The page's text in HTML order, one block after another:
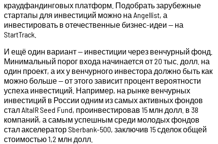
краудфандинговых платформ. Подобрать зарубежные
стартапы для инвестиций можно на Angellist, а
инвестировать в отечественные бизнес-идеи — на
StartTrack.
И ещё один вариант — инвестиции через венчурный фонд.
Минимальный порог входа начинается от 20 тыс. долл. на
один проект, а их у венчурного инвестора должно быть как
можно больше — от этого зависит процент вероятности
успеха инвестиций. Например, на рынке венчурных
инвестиций в России одним из самых активных фондов
стал AltaIR Seed Fund, проинвестировав 15 млн долл. в 38
компаний, а самым успешным среди молодых фондов
стал акселератор Sberbank-500, заключив 15 сделок общей
стоимостью 1,2 млн долл.